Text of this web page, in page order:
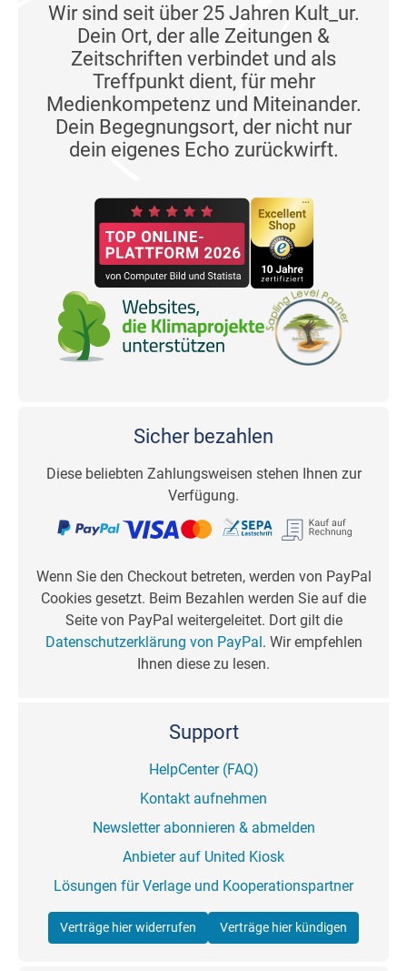
Wir sind seit über 25 Jahren Kult_ur.
Dein Ort, der alle Zeitungen &
Zeitschriften verbindet und als
Treffpunkt dient, für mehr
Medienkompetenz und Miteinander.
Dein Begegnungsort, der nicht nur
dein eigenes Echo zurückwirft.
Sicher bezahlen
Diese beliebten Zahlungsweisen stehen Ihnen zur
Verfügung.
Wenn Sie den Checkout betreten, werden von PayPal
Cookies gesetzt. Beim Bezahlen werden Sie auf die
Seite von PayPal weitergeleitet. Dort gilt die
Datenschutzerklärung von PayPal. Wir empfehlen
Ihnen diese zu lesen.
Support
HelpCenter (FAQ)
Kontakt aufnehmen
Newsletter abonnieren & abmelden
Anbieter auf United Kiosk
Lösungen für Verlage und Kooperationspartner
Verträge hier widerrufen Verträge hier kündigen